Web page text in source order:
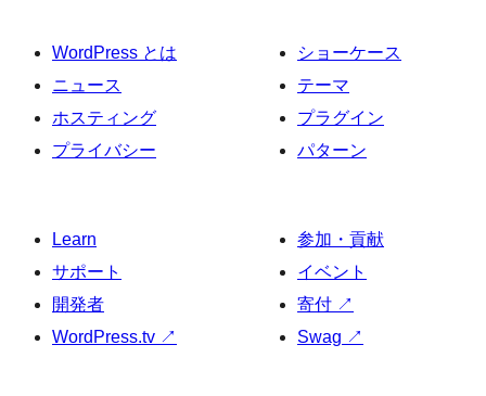
WordPress とは
ニュース
ホスティング
プライバシー
ショーケース
テーマ
プラグイン
パターン
Learn
サポート
開発者
WordPress.tv ↗
参加・貢献
イベント
寄付 ↗
Swag ↗